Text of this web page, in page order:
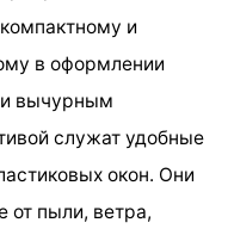
и
в оформлении
вычурным
служат удобные
окон. Они
от пыли, ветра,